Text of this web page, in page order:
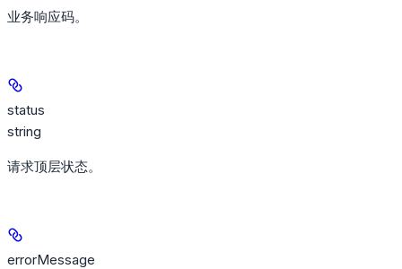
业务响应码。
status
string
请求顶层状态。
errorMessage